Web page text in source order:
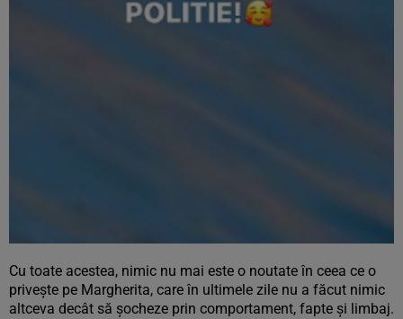
Cu toate acestea, nimic nu mai este o noutate în ceea ce o
privește pe Margherita, care în ultimele zile nu a făcut nimic
altceva decât să șocheze prin comportament, fapte și limbaj.